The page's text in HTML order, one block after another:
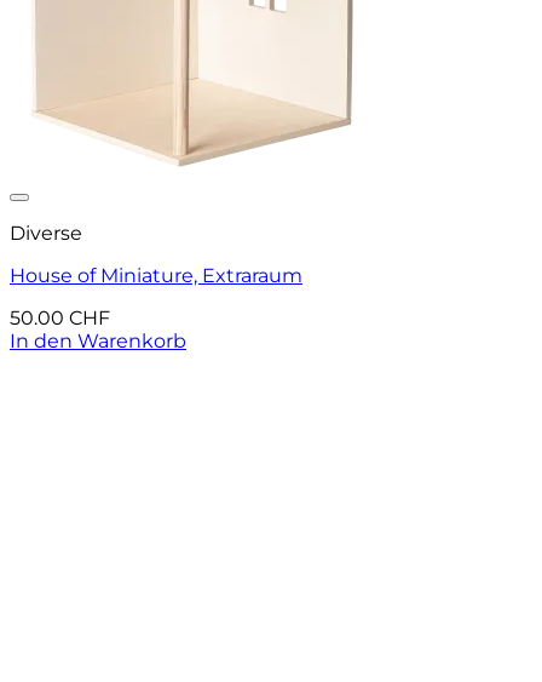
Diverse
House of Miniature, Extraraum
50.00 CHF
In den Warenkorb